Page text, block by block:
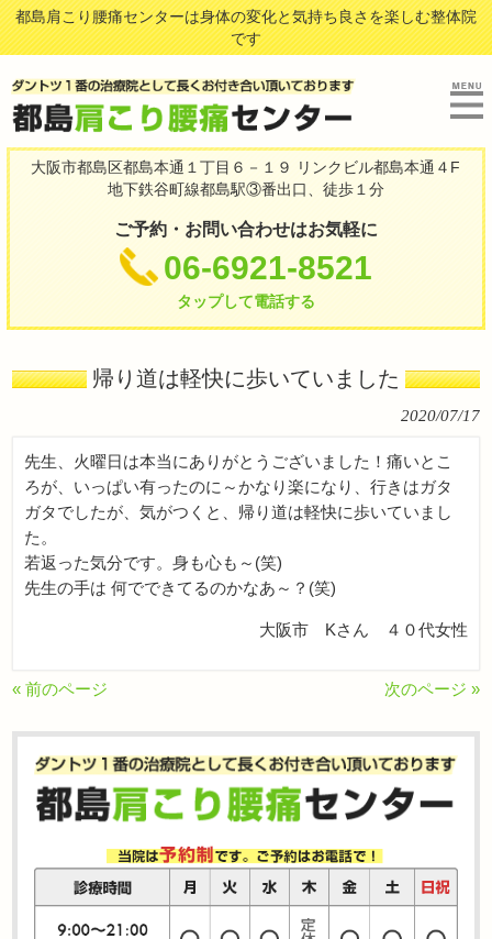
都島肩こり腰痛センターは身体の変化と気持ち良さを楽しむ整体院
です
大阪市都島区都島本通１丁目６－１９ リンクビル都島本通４F
地下鉄谷町線都島駅③番出口、徒歩１分
ご予約・お問い合わせはお気軽に
06-6921-8521
タップして電話する
帰り道は軽快に歩いていました
2020/07/17
先生、火曜日は本当にありがとうございました！痛いとこ
ろが、いっぱい有ったのに～かなり楽になり、行きはガタ
ガタでしたが、気がつくと、帰り道は軽快に歩いていまし
た。
若返った気分です。身も心も～(笑)
先生の手は 何でできてるのかなあ～？(笑)
大阪市 Kさん ４０代女性
« 前のページ 次のページ »